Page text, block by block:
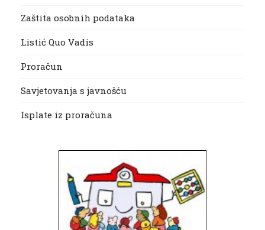
Zaštita osobnih podataka
Listić Quo Vadis
Proračun
Savjetovanja s javnošću
Isplate iz proračuna